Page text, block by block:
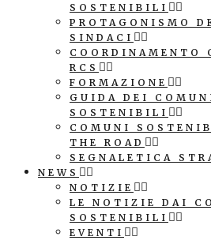
SOSTENIBILI
PROTAGONISMO
SINDACI
COORDINAMENTO
RCS
FORMAZIONE
GUIDA DEI
SOSTENIBILI
COMUNI
THE ROAD
SEGNALETICA
NEWS
NOTIZIE
LE NOTIZIE DAI
SOSTENIBILI
EVENTI